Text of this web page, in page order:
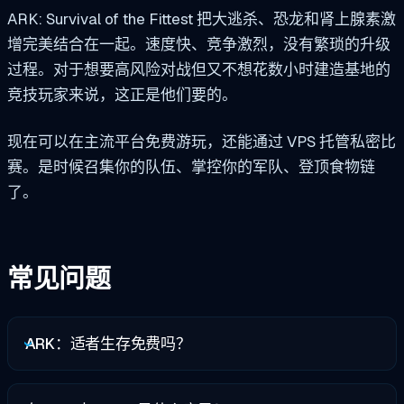
ARK: Survival of the Fittest 把大逃杀、恐龙和肾上腺素激
增完美结合在一起。速度快、竞争激烈，没有繁琐的升级
过程。对于想要高风险对战但又不想花数小时建造基地的
竞技玩家来说，这正是他们要的。
现在可以在主流平台免费游玩，还能通过 VPS 托管私密比
赛。是时候召集你的队伍、掌控你的军队、登顶食物链
了。
常见问题
ARK：适者生存免费吗？